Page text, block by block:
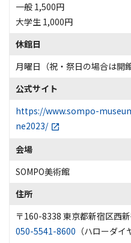
一般 1,500円
大学生 1,000円
休館日
月曜日（祝・祭日の場合は開
公式サイト
https://www.sompo-
ne2023/
会場
SOMPO美術館
住所
〒160-8338 東京都新宿区西
050-5541-8600 （ハローダイ